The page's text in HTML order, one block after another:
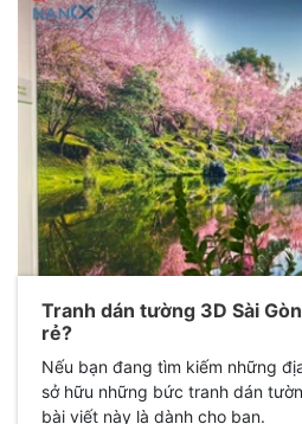
Tranh dán tường 3D Sài
rẻ?
Nếu bạn đang tìm kiếm những
sở hữu những bức tranh dán
bài viết này là dành cho bạn.